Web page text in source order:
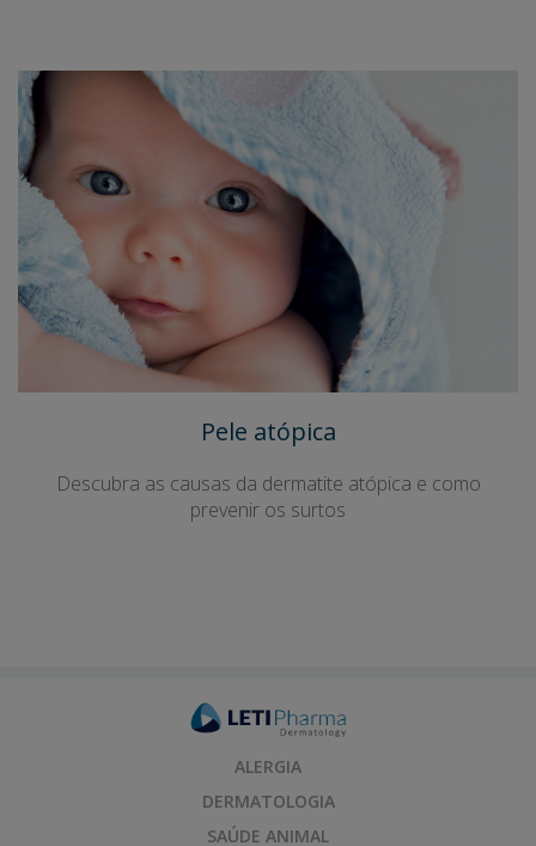
Pele atópica
Descubra as causas da dermatite atópica e como
prevenir os surtos
ALERGIA
DERMATOLOGIA
SAÚDE ANIMAL